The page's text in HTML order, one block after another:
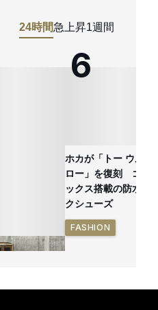
24時間急上昇1週間
ホカが「トー ウルト
ロー」を復刻 ゴア
ックス搭載の防水ハ
クシューズ
FASHION